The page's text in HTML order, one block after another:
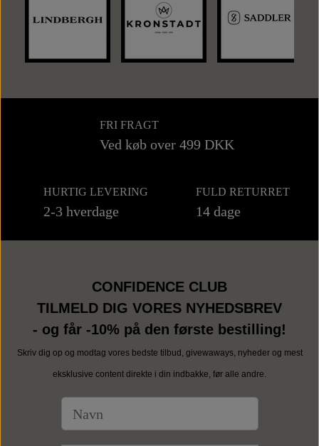
FRI FRAGT
Ved køb over 499 DKK
HURTIG LEVERING
2-3 hverdage
FULD RETURRET
14 dage
CONFIDENCE CLUB
TILMELD DIG VORES NYHEDSBREV
- og får -10% på den første bestilling!
Skriv dig op og modtag vores bedste tilbud, givewaways, nyheder og mest
eksklusive content direkte i din indbakke, før alle andre.